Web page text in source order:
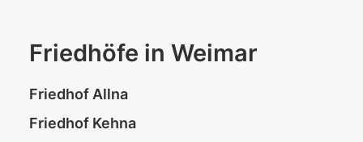
Friedhöfe in Weimar
Friedhof Allna
Friedhof Kehna